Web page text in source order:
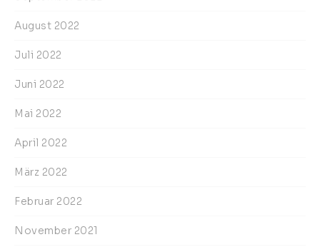
August 2022
Juli 2022
Juni 2022
Mai 2022
April 2022
März 2022
Februar 2022
November 2021